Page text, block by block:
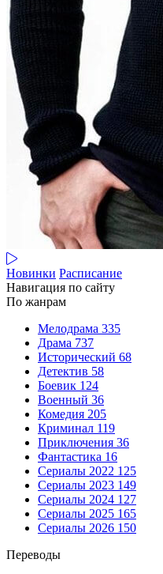
Новинки Расписание
Навигация по сайту
По жанрам
Мелодрама 335
Драма 737
Исторический 68
Детектив 58
Боевик 124
Военный 36
Комедия 205
Криминал 119
Приключения 36
Фантастика 16
Сериалы 2022 125
Сериалы 2023 149
Сериалы 2024 127
Сериалы 2025 165
Сериалы 2026 150
Переводы